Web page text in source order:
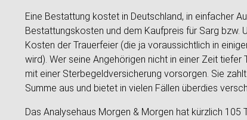
Eine Bestattung kostet in Deutschland, in einfacher
Bestattungskosten und dem Kaufpreis für Sarg bzw.
Kosten der Trauerfeier (die ja voraussichtlich in
wird). Wer seine Angehörigen nicht in einer Zeit
mit einer Sterbegeldversicherung vorsorgen. Sie
Summe aus und bietet in vielen Fällen überdies
Das Analysehaus Morgen & Morgen hat kürzlich